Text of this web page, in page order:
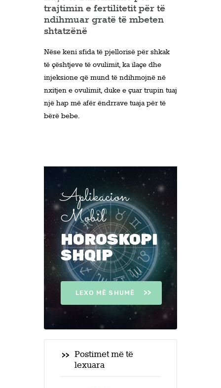
trajtimin e fertilitetit për të
ndihmuar gratë të mbeten
shtatzënë
Nëse keni sfida të pjellorisë për shkak
të çështjeve të ovulimit, ka ilaçe dhe
injeksione që mund të ndihmojnë në
nxitjen e ovulimit, duke e çuar trupin tuaj
një hap më afër ëndrrave tuaja për të
bërë bebe.
Aplikacion
Mobil
HOROSKOPI
SHQIP
LEXO MË SHUMË
Postimet më të
lexuara